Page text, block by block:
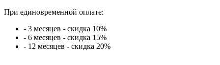
При единовременной оплате:
- 3 месяцев - скидка 10%
- 6 месяцев - скидка 15%
- 12 месяцев - скидка 20%